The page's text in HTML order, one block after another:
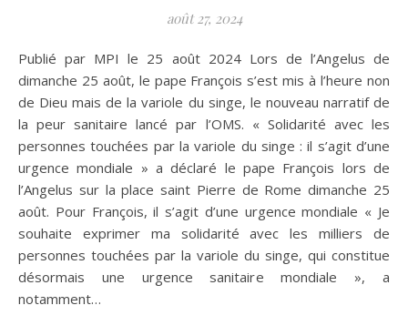
août 27, 2024
Publié par MPI le 25 août 2024 Lors de l’Angelus de
dimanche 25 août, le pape François s’est mis à l’heure non
de Dieu mais de la variole du singe, le nouveau narratif de
la peur sanitaire lancé par l’OMS. « Solidarité avec les
personnes touchées par la variole du singe : il s’agit d’une
urgence mondiale » a déclaré le pape François lors de
l’Angelus sur la place saint Pierre de Rome dimanche 25
août. Pour François, il s’agit d’une urgence mondiale « Je
souhaite exprimer ma solidarité avec les milliers de
personnes touchées par la variole du singe, qui constitue
désormais une urgence sanitaire mondiale », a
notamment…